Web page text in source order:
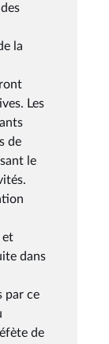
la
Les
de
le
et
dans
par ce
de